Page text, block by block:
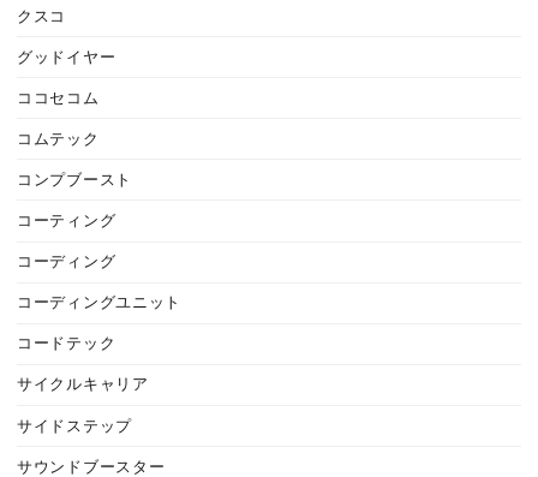
クスコ
グッドイヤー
ココセコム
コムテック
コンプブースト
コーティング
コーディング
コーディングユニット
コードテック
サイクルキャリア
サイドステップ
サウンドブースター